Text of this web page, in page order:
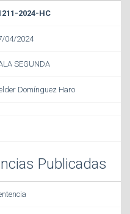
2024-HC
04/2024
SEGUNDA
Domínguez Haro
Publicadas